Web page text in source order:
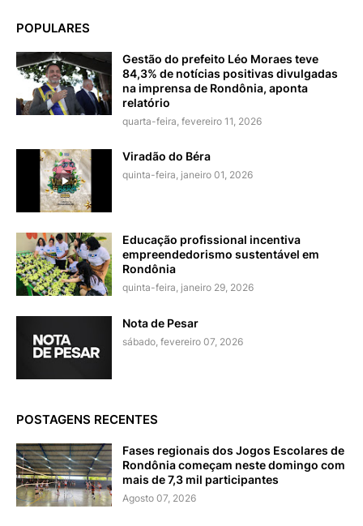
POPULARES
Gestão do prefeito Léo Moraes teve
84,3% de notícias positivas divulgadas
na imprensa de Rondônia, aponta
relatório
quarta-feira, fevereiro 11, 2026
Viradão do Béra
quinta-feira, janeiro 01, 2026
Educação profissional incentiva
empreendedorismo sustentável em
Rondônia
quinta-feira, janeiro 29, 2026
Nota de Pesar
sábado, fevereiro 07, 2026
POSTAGENS RECENTES
Fases regionais dos Jogos Escolares de
Rondônia começam neste domingo com
mais de 7,3 mil participantes
Agosto 07, 2026